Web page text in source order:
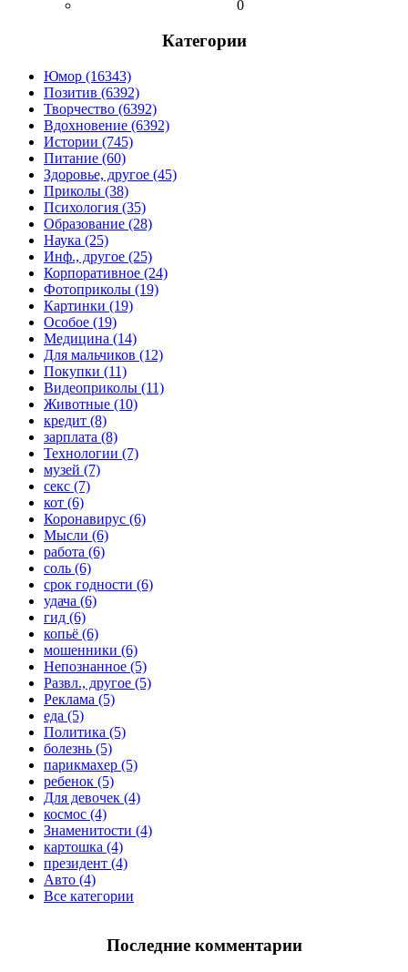
0
Категории
Юмор (16343)
Позитив (6392)
Творчество (6392)
Вдохновение (6392)
Истории (745)
Питание (60)
Здоровье, другое (45)
Приколы (38)
Психология (35)
Образование (28)
Наука (25)
Инф., другое (25)
Корпоративное (24)
Фотоприколы (19)
Картинки (19)
Особое (19)
Медицина (14)
Для мальчиков (12)
Покупки (11)
Видеоприколы (11)
Животные (10)
кредит (8)
зарплата (8)
Технологии (7)
музей (7)
секс (7)
кот (6)
Коронавирус (6)
Мысли (6)
работа (6)
соль (6)
срок годности (6)
удача (6)
гид (6)
копьё (6)
мошенники (6)
Непознанное (5)
Развл., другое (5)
Реклама (5)
еда (5)
Политика (5)
болезнь (5)
парикмахер (5)
ребенок (5)
Для девочек (4)
космос (4)
Знаменитости (4)
картошка (4)
президент (4)
Авто (4)
Все категории
Последние комментарии